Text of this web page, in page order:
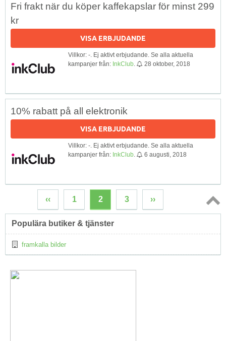
Fri frakt när du köper kaffekapslar för minst 299
kr
VISA ERBJUDANDE
Villkor: -. Ej aktivt erbjudande. Se alla aktuella
kampanjer från: InkClub 28 oktober, 2018
10% rabatt på all elektronik
VISA ERBJUDANDE
Villkor: -. Ej aktivt erbjudande. Se alla aktuella
kampanjer från: InkClub 6 augusti, 2018
‹‹ 1 2 3 ››
Topp
Populära butiker & tjänster
framkalla bilder